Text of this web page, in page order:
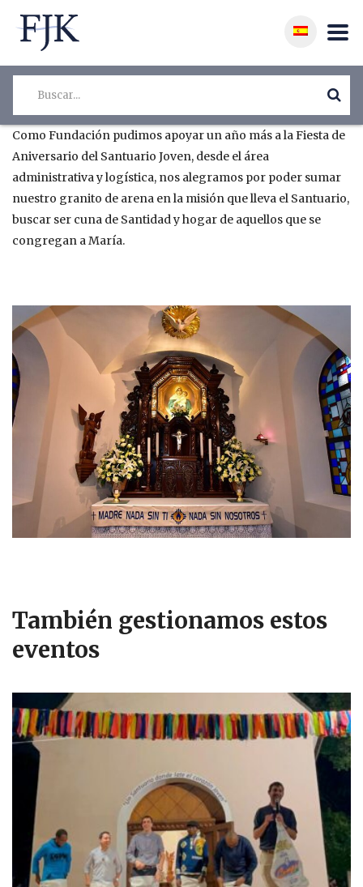
Como Fundación pudimos apoyar un año más a la Fiesta de
Aniversario del Santuario Joven, desde el área
administrativa y logística, nos alegramos por poder sumar
nuestro granito de arena en la misión que lleva el Santuario,
buscar ser cuna de Santidad y hogar de aquellos que se
congregan a María.
También gestionamos estos
eventos